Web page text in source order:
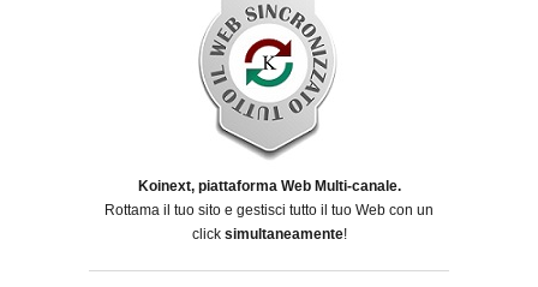
Koinext, piattaforma Web Multi-canale.
Rottama il tuo sito e gestisci tutto il tuo Web con un
click simultaneamente!